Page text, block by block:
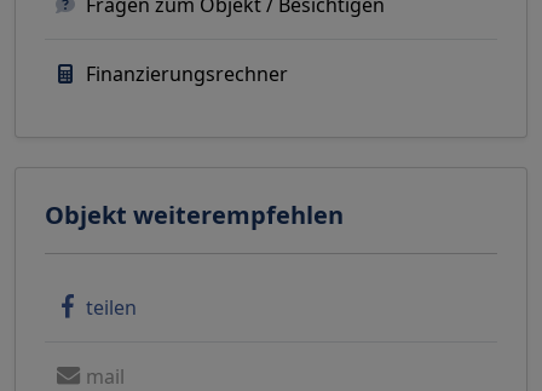
Finanzierungsrechner
Objekt weiterempfehlen
teilen
mail